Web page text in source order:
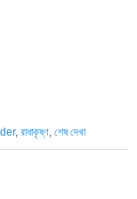
, রাধাকৃষ্ণ, শেষ দেখা